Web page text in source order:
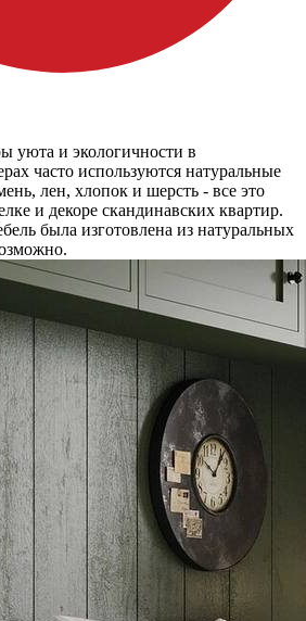
уюта и экологичности в
часто используются натуральные
лен, хлопок и шерсть - все это
и декоре скандинавских квартир.
была изготовлена из натуральных